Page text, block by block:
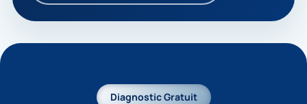
Diagnostic Gratuit